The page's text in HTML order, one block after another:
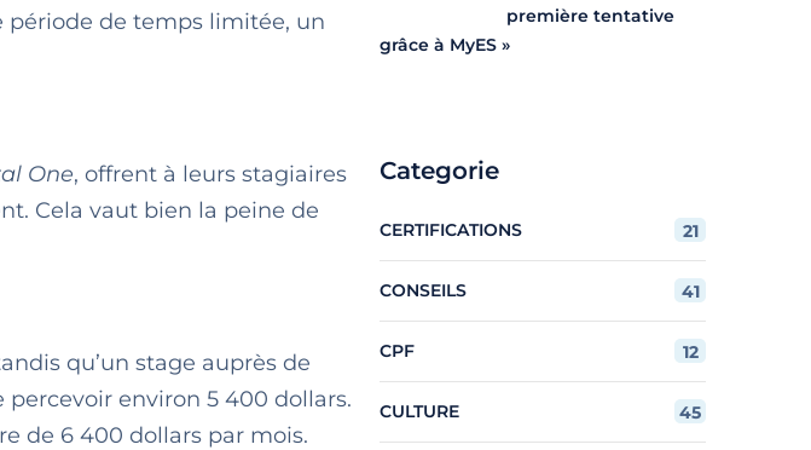
période de temps limitée, un
One, offrent à leurs stagiaires
Cela vaut bien la peine de
qu’un stage auprès de
environ 5 400 dollars.
de 6 400 dollars par mois.
première tentative
grâce à MyES »
Categorie
CERTIFICATIONS 21
CONSEILS 41
CPF 12
CULTURE 45